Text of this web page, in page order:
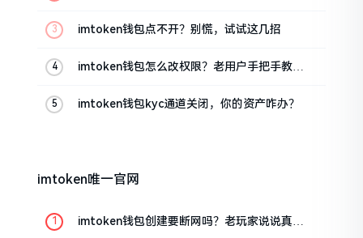
imtoken钱包点不开？别慌，试试这几招
imtoken钱包怎么改权限？老用户手把手教你
imtoken钱包kyc通道关闭，你的资产咋办？
imtoken唯一官网
imtoken钱包创建要断网吗？老玩家说说真实